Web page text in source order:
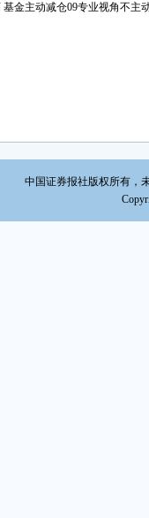
金主动减仓09专业视角不主
中国证券报社版权所有，